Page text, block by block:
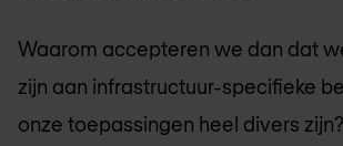
Waarom accepteren we dan dat
zijn aan infrastructuur-specifieke
onze toepassingen heel divers